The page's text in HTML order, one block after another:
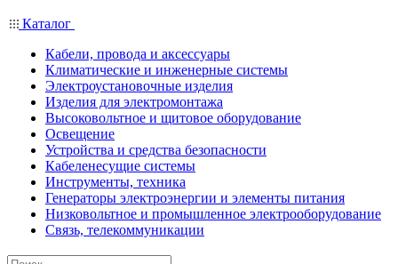
Каталог
Кабели, провода и аксессуары
Климатические и инженерные системы
Электроустановочные изделия
Изделия для электромонтажа
Высоковольтное и щитовое оборудование
Освещение
Устройства и средства безопасности
Кабеленесущие системы
Инструменты, техника
Генераторы электроэнергии и элементы питания
Низковольтное и промышленное электрооборудование
Связь, телекоммуникации